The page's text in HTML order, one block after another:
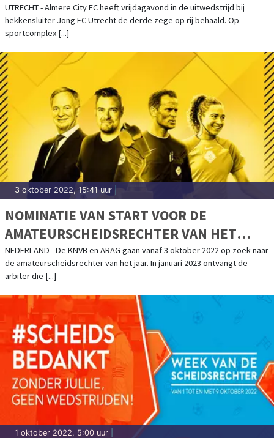
UTRECHT - Almere City FC heeft vrijdagavond in de uitwedstrijd bij
hekkensluiter Jong FC Utrecht de derde zege op rij behaald. Op
sportcomplex [...]
3 oktober 2022, 15:41 uur
NOMINATIE VAN START VOOR DE
AMATEURSCHEIDSRECHTER VAN HET
JAAR-VERKIEZING
NEDERLAND - De KNVB en ARAG gaan vanaf 3 oktober 2022 op zoek naar
de amateurscheidsrechter van het jaar. In januari 2023 ontvangt de
arbiter die [...]
1 oktober 2022, 5:00 uur